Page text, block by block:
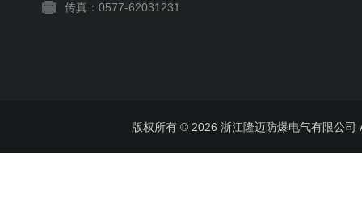
传真：0577-62031231
版权所有 © 2026 浙江隆迈防爆电气有限